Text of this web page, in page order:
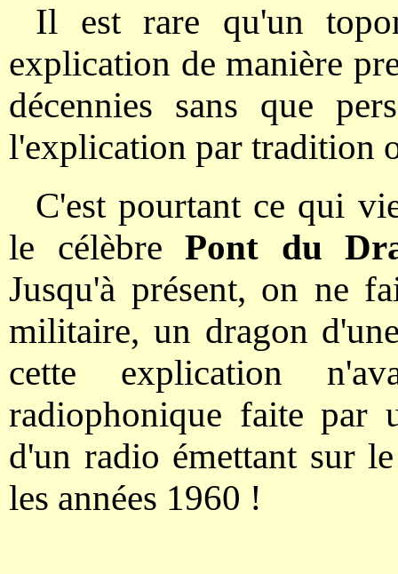
Il est rare qu'un
explication de manière
décennies sans que
l'explication par tradition
C'est pourtant ce qui
le célèbrePont du
Jusqu'à présent, on ne
militaire, un dragon
cette explication
radiophonique faite par
d'un radio émettant sur
les années 1960 !